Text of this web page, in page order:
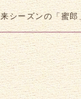
来シーズンの「蜜